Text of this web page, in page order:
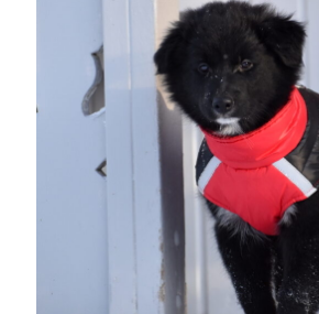
september 2021